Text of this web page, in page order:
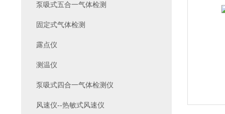
泵吸式五合一气体检测
固定式气体检测
露点仪
测温仪
泵吸式四合一气体检测仪
风速仪--热敏式风速仪